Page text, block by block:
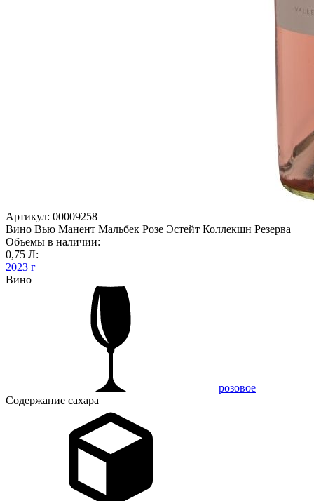
Артикул: 00009258
Вино Вью Манент Мальбек Розе Эстейт Коллекшн Резерва
Объемы в наличии:
0,75 Л:
2023 г
Вино
розовое
Содержание сахара